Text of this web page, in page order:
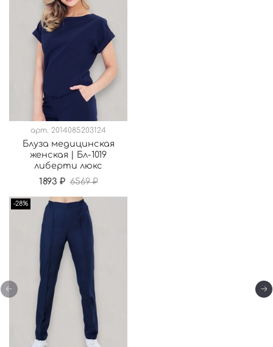
арт. 2014085203124
Блуза медицинская
женская | Бл-1019
либерти люкс
1893 ₽ 6569 ₽
-28%